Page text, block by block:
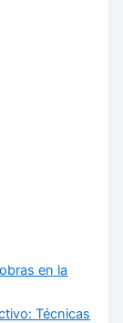
en la
Técnicas